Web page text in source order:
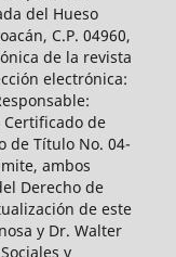
del Hueso
C.P. 04960,
de la revista
electrónica:
Certificado de
de Título No. 04-
ambos
Derecho de
de este
y Dr. Walter
y